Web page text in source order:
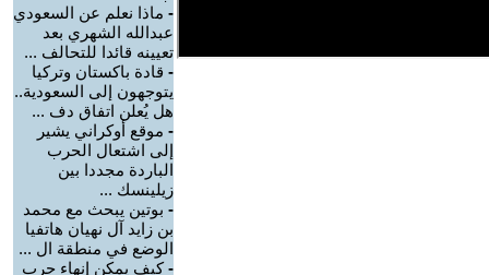
- ماذا نعلم عن السعودي
عبدالله الشهري بعد
تعيينه قائدا للتحالف ...
- قادة باكستان وتركيا
يتوجهون إلى السعودية..
هل يُعلن اتفاق دف ...
- موقع أوكراني يشير
إلى اشتعال الحرب
الباردة مجددا بين
زيلينسك ...
- بوتين يبحث مع محمد
بن زايد آل نهيان هاتفيا
الوضع في منطقة ال ...
-كيف يمكن إنهاء حرب